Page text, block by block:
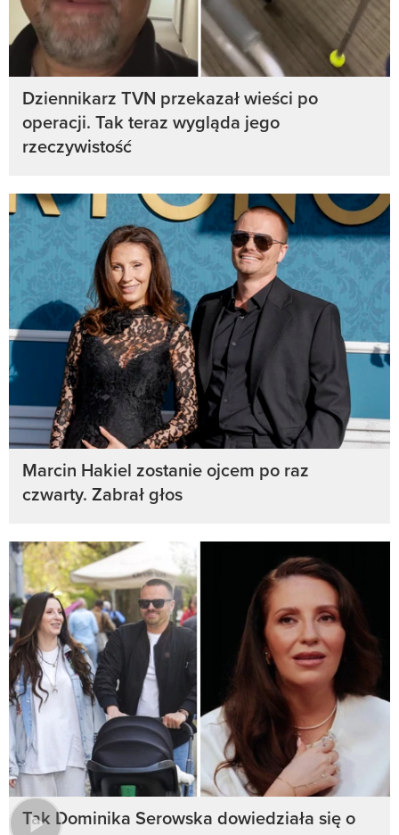
Dziennikarz TVN przekazał wieści po
operacji. Tak teraz wygląda jego
rzeczywistość
Marcin Hakiel zostanie ojcem po raz
czwarty. Zabrał głos
Tak Dominika Serowska dowiedziała się o